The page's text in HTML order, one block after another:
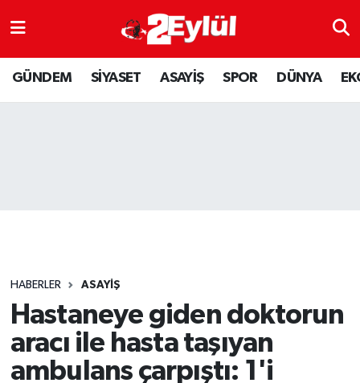
GÜNDEM SİYASET ASAYİŞ SPOR DÜNYA
HABERLER ASAYİŞ
Hastaneye giden doktorun
aracı ile hasta taşıyan
ambulans çarpıştı: 1'i
ASAYİŞ
DÜNYA
SPOR
YAŞAM
Nöbetçi Eczaneler
Hava Durumu
Son Dakika Haberleri
Haber Arşivi